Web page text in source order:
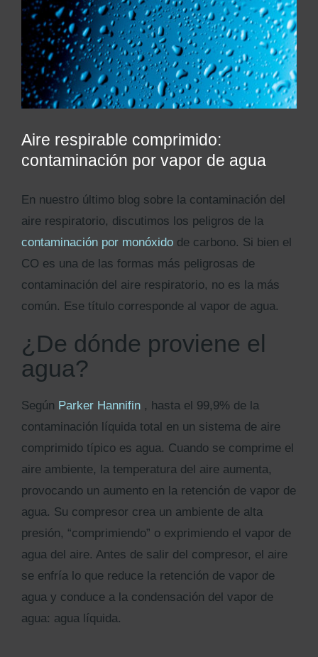
Kits AirCheck✓
Account
Aire respirable comprimido:
contaminación por vapor de agua
En nuestro último blog sobre la contaminación del
aire respiratorio, discutimos los peligros de la
contaminación por monóxidode carbono. Si bien el
CO es una de las formas más peligrosas de
contaminación del aire respiratorio, no es la más
común. Ese título corresponde al vapor de agua.
¿De dónde proviene el
agua?
Según Parker Hannifin, hasta el 99,9% de la
contaminación líquida total en un sistema de aire
comprimido típico es agua. Cuando se comprime el
aire ambiente, la temperatura del aire aumenta,
provocando un aumento en la retención de vapor de
agua. Su compresor crea un ambiente de alta
presión, “comprimiendo” o exprimiendo el vapor de
agua del aire. Antes de salir del compresor, el aire
se enfría lo que reduce la retención de vapor de
agua y conduce a la condensación del vapor de
agua: agua líquida.